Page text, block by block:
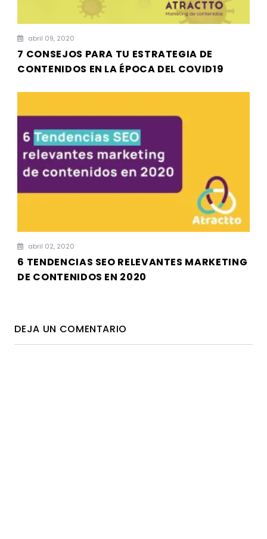
abril 09, 2020
7 CONSEJOS PARA TU ESTRATEGIA DE
CONTENIDOS EN LA ÉPOCA DEL COVID19
abril 02, 2020
6 TENDENCIAS SEO RELEVANTES MARKETING
DE CONTENIDOS EN 2020
DEJA UN COMENTARIO